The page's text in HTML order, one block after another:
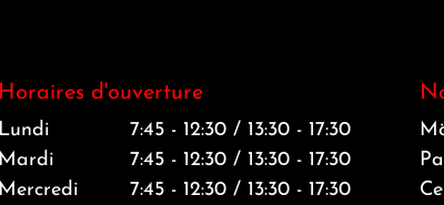
Horaires d'ouverture
Lundi
7:45 - 12:30 / 13:30 - 17:30
Mardi
7:45 - 12:30 / 13:30 - 17:30
Mercredi
7:45 - 12:30 / 13:30 - 17:30